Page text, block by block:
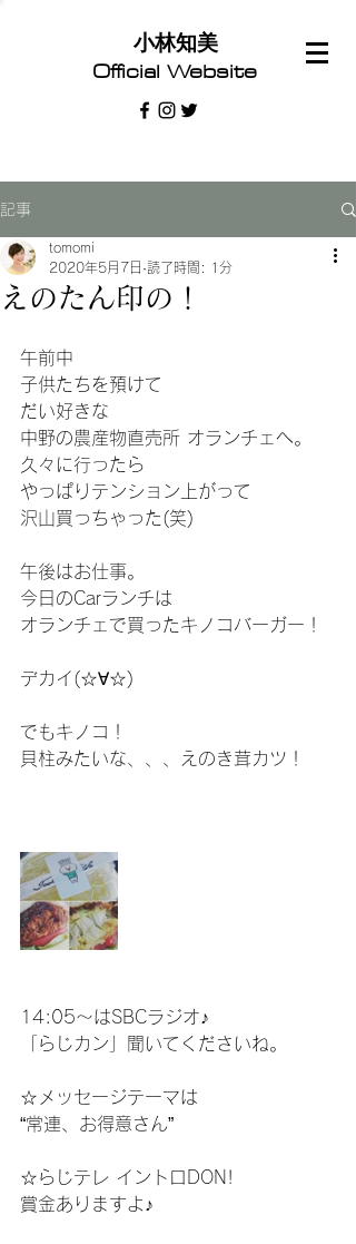
Official Website
​小林知美
記事
えのたん印の！
tomomi
2020年5月7日 読了時間: 1分
午前中
子供たちを預けて
だい好きな
中野の農産物直売所 オランチェへ。
久々に行ったら
やっぱりテンション上がって
沢山買っちゃった(笑)
午後はお仕事。
今日のCarランチは
オランチェで買ったキノコバーガー！
デカイ(☆∀☆)
でもキノコ！
貝柱みたいな、、、えのき茸カツ！
14:05～はSBCラジオ♪
「らじカン」聞いてくださいね。
☆メッセージテーマは
“常連、お得意さん”
☆らじテレ イントロDON!
賞金ありますよ♪